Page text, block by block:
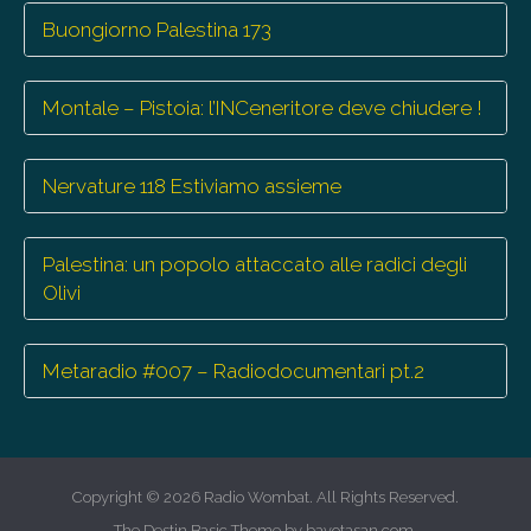
Buongiorno Palestina 173
Montale – Pistoia: l’INCeneritore deve chiudere !
Nervature 118 Estiviamo assieme
Palestina: un popolo attaccato alle radici degli
Olivi
Metaradio #007 – Radiodocumentari pt.2
Copyright © 2026 Radio Wombat. All Rights Reserved.